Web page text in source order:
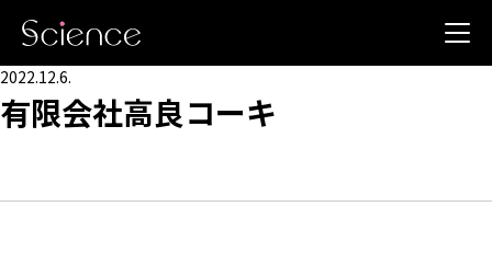
2022.12.6.
有限会社高良コーキ